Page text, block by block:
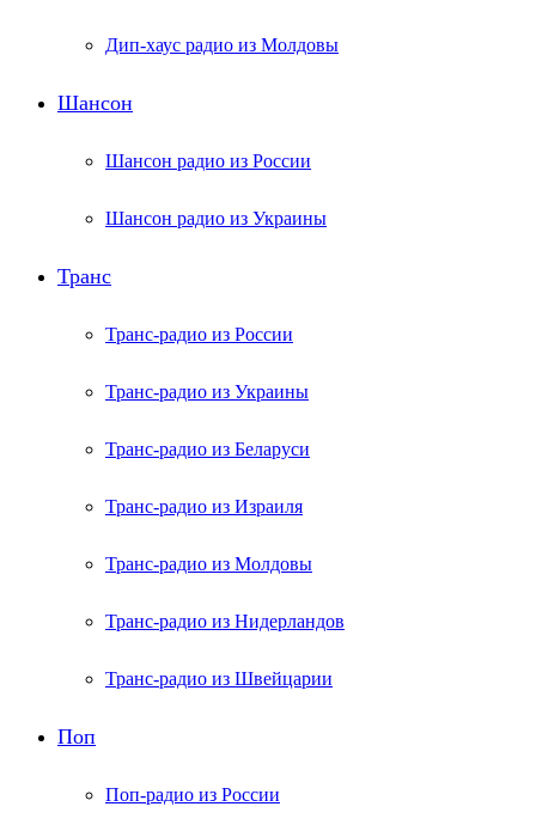
Дип-хаус радио из Молдовы
Шансон
Шансон радио из России
Шансон радио из Украины
Транс
Транс-радио из России
Транс-радио из Украины
Транс-радио из Беларуси
Транс-радио из Израиля
Транс-радио из Молдовы
Транс-радио из Нидерландов
Транс-радио из Швейцарии
Поп
Поп-радио из России